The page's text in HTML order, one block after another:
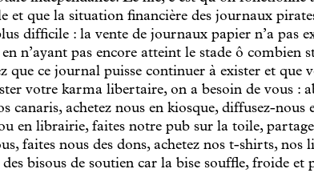
et que la situation financière des journaux
difficile : la vente de journaux papier n’a pas
n’ayant pas encore atteint le stade ô combien
que ce journal puisse continuer à exister et que
votre karma libertaire, on a besoin de vous :
canaris, achetez nous en kiosque, diffusez-nous
en librairie, faites notre pub sur la toile,
faites nous des dons, achetez nos t-shirts, nos
bisous de soutien car la bise souffle, froide et